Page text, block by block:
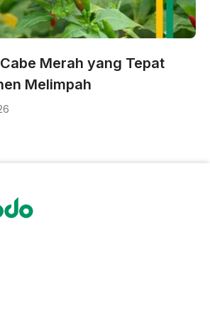
Merah yang Tepat
Melimpah